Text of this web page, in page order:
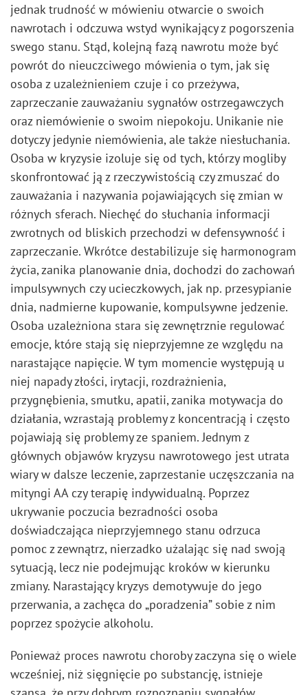
jednak trudność w mówieniu otwarcie o swoich
nawrotach i odczuwa wstyd wynikający z pogorszenia
swego stanu. Stąd, kolejną fazą nawrotu może być
powrót do nieuczciwego mówienia o tym, jak się
osoba z uzależnieniem czuje i co przeżywa,
zaprzeczanie zauważaniu sygnałów ostrzegawczych
oraz niemówienie o swoim niepokoju. Unikanie nie
dotyczy jedynie niemówienia, ale także niesłuchania.
Osoba w kryzysie izoluje się od tych, którzy mogliby
skonfrontować ją z rzeczywistością czy zmuszać do
zauważania i nazywania pojawiających się zmian w
różnych sferach. Niechęć do słuchania informacji
zwrotnych od bliskich przechodzi w defensywność i
zaprzeczanie. Wkrótce destabilizuje się harmonogram
życia, zanika planowanie dnia, dochodzi do zachowań
impulsywnych czy ucieczkowych, jak np. przesypianie
dnia, nadmierne kupowanie, kompulsywne jedzenie.
Osoba uzależniona stara się zewnętrznie regulować
emocje, które stają się nieprzyjemne ze względu na
narastające napięcie. W tym momencie występują u
niej napady złości, irytacji, rozdrażnienia,
przygnębienia, smutku, apatii, zanika motywacja do
działania, wzrastają problemy z koncentracją i często
pojawiają się problemy ze spaniem. Jednym z
głównych objawów kryzysu nawrotowego jest utrata
wiary w dalsze leczenie, zaprzestanie uczęszczania na
mityngi AA czy terapię indywidualną. Poprzez
ukrywanie poczucia bezradności osoba
doświadczająca nieprzyjemnego stanu odrzuca
pomoc z zewnątrz, nierzadko użalając się nad swoją
sytuacją, lecz nie podejmując kroków w kierunku
zmiany. Narastający kryzys demotywuje do jego
przerwania, a zachęca do „poradzenia” sobie z nim
poprzez spożycie alkoholu.
Ponieważ proces nawrotu choroby zaczyna się o wiele
wcześniej, niż sięgnięcie po substancję, istnieje